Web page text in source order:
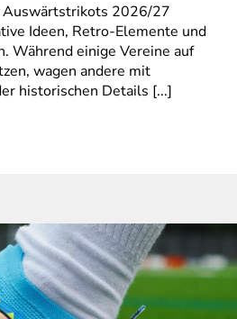
Auswärtstrikots 2026/27
Ideen, Retro-Elemente und
Während einige Vereine auf
wagen andere mit
historischen Details [...]